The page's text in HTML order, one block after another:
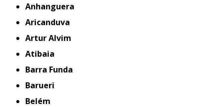
Anhanguera
Aricanduva
Artur Alvim
Atibaia
Barra Funda
Barueri
Belém